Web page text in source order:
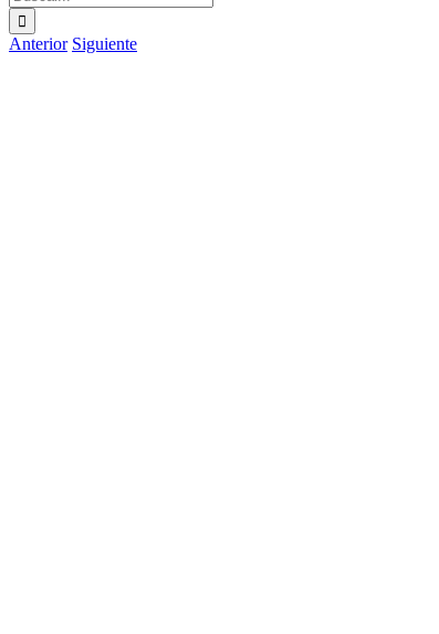
Anterior Siguiente